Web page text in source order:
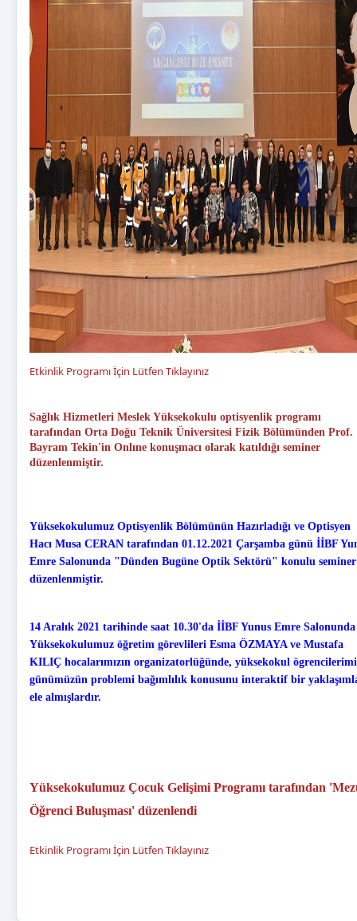
Etkinlik Programı İçin Lütfen Tıklayınız
Sağlık Hizmetleri Meslek Yüksekokulu optisyenlik programı
tarafından Orta Doğu Teknik Üniversitesi Fizik Bölümünden
Bayram Tekin'in Onlıne konuşmacı olarak katıldığı seminer
düzenlenmiştir.
Yüksekokulumuz Optisyenlik Bölümünün Hazırladığı ve Optisyen
Hacı Musa CERAN tarafından 01.12.2021 Çarşamba günü İİBF
Emre Salonunda "Dünden Bugüne Optik Sektörü" konulu seminer
düzenlenmiştir.
14 Aralık 2021 tarihinde saat 10.30'da İİBF Yunus Emre Salonunda
Yüksekokulumuz öğretim görevlileri Esma ÖZMAYA ve Mustafa
KILIÇ hocalarımızın organizatorlüğünde, yüksekokul
günümüzün problemi bağımlılık konusunu interaktif bir
ele almışlardır.
Yüksekokulumuz Çocuk Gelişimi Programı tarafından
Öğrenci Buluşması' düzenlendi
Etkinlik Programı İçin Lütfen Tıklayınız